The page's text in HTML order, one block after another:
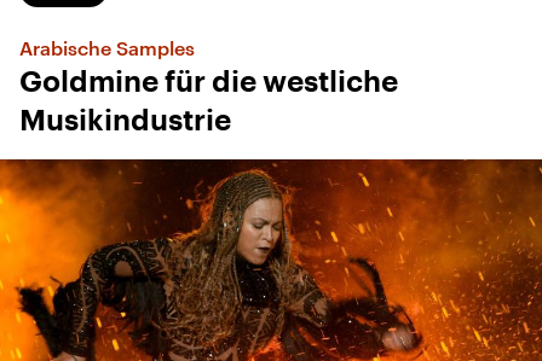
Arabische Samples
Goldmine für die westliche
Musikindustrie